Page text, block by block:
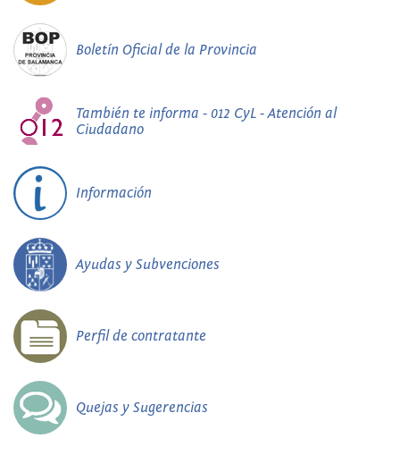
Boletín Oficial de la Provincia
También te informa - 012 CyL - Atención al
Ciudadano
Información
Ayudas y Subvenciones
Perfil de contratante
Quejas y Sugerencias